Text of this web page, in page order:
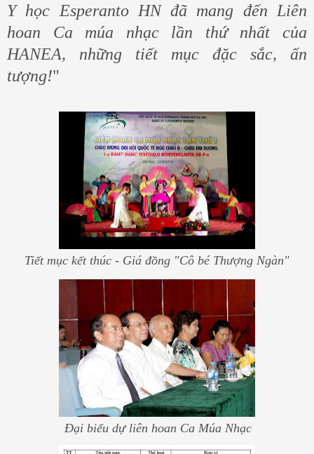
Y học Esperanto HN đã mang đến Liên
hoan Ca múa nhạc lần thứ nhất của
HANEA, những tiết mục đặc sắc, ấn
tượng!"
Tiết mục kết thúc - Giá đồng "Cô bé Thượng Ngàn"
Đại biểu dự liên hoan Ca Múa Nhạc